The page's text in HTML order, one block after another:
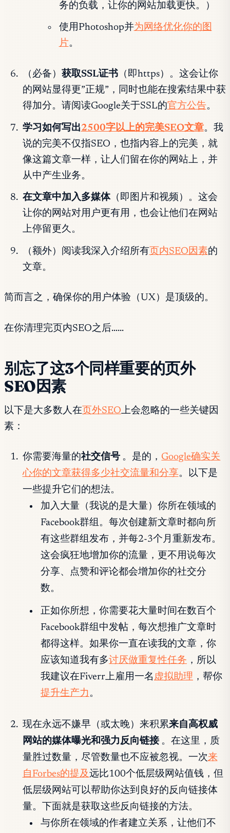
务的负载，让你的网站加载更快。）
使用Photoshop并为网络优化你的图
片。
（必备） 获取SSL证书（即https）。这会让你
的网站显得更”正规”，同时也能在搜索结果中获
得加分。请阅读Google关于SSL的官方公告。
学习如何写出2500字以上的完美SEO文章。我
说的完美不仅指SEO，也指内容上的完美，就
像这篇文章一样，让人们留在你的网站上，并
从中产生业务。
在文章中加入多媒体（即图片和视频）。这会
让你的网站对用户更有用，也会让他们在网站
上停留更久。
（额外）阅读我深入介绍所有 页内SEO因素的
文章。
简而言之，确保你的用户体验（UX）是顶级的。
在你清理完页内SEO之后……
别忘了这3个同样重要的页外
SEO因素
以下是大多数人在 页外SEO上会忽略的一些关键因
素：
你需要海量的社交信号 。是的， Google确实关
心你的文章获得多少社交流量和分享。以下是
一些提升它们的想法。
加入大量（我说的是大量）你所在领域的
Facebook群组。每次创建新文章时都向所
有这些群组发布，并每2-3个月重新发布。
这会疯狂地增加你的流量，更不用说每次
分享、点赞和评论都会增加你的社交分
数。
正如你所想，你需要花大量时间在数百个
Facebook群组中发帖，每次想推广文章时
都得这样。如果你一直在读我的文章，你
应该知道我有多讨厌做重复性任务 ，所以
我建议在Fiverr上雇用一名 虚拟助理 ，帮你
提升生产力 。
现在永远不嫌早（或太晚）来积累来自高权威
网站的媒体曝光和强力反向链接 。在这里，质
量胜过数量，尽管数量也不应被忽视。一次来
自Forbes的提及远比100个低层级网站值钱，但
低层级网站可以帮助你达到良好的反向链接体
量。下面就是获取这些反向链接的方法。
与你所在领域的作者建立关系，让他们不